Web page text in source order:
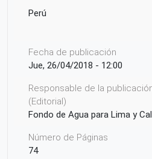
Perú
Fecha de publicación
Jue, 26/04/2018 - 12:00
Responsable de la
(Editorial)
Fondo de Agua para Lima y
Número de Páginas
74